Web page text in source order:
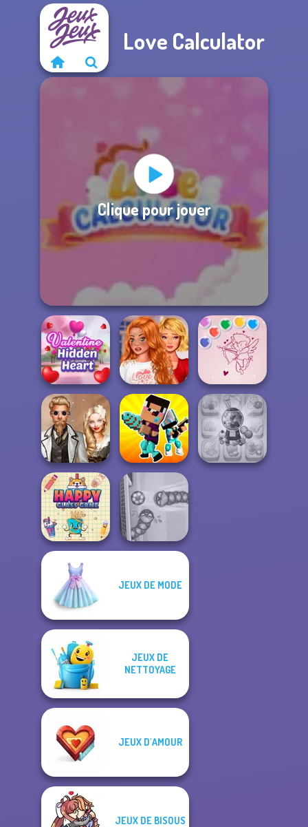
Love Calculator
Clique pour jouer
Valentine Hidden
Heart
Bestie To The
Rescue Breakup
P...
Bubble Shooter
Valentine
Steampunk
Wedding
Noob vs Pro
Challenge
Happy Glass
JEUX DE MODE
JEUX DE
NETTOYAGE
JEUX D'AMOUR
JEUX DE BISOUS